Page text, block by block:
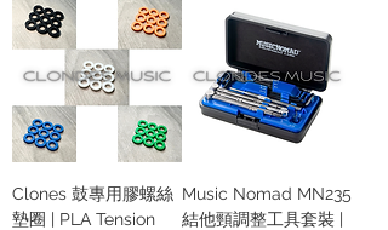
Clones 鼓專用膠螺絲
墊圈 | PLA Tension
Music Nomad MN235
結他頸調整工具套裝 |